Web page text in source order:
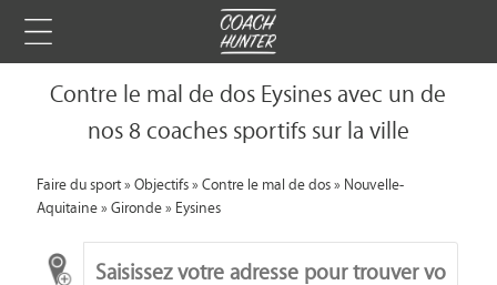
Contre le mal de dos Eysines avec un de
nos 8 coaches sportifs sur la ville
Faire du sport»Objectifs»Contre le mal de dos»Nouvelle-
Aquitaine»Gironde»Eysines